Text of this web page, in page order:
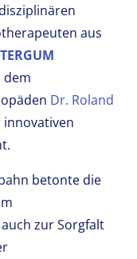
aus
dem
Dr. Roland
betonte die
zur Sorgfalt